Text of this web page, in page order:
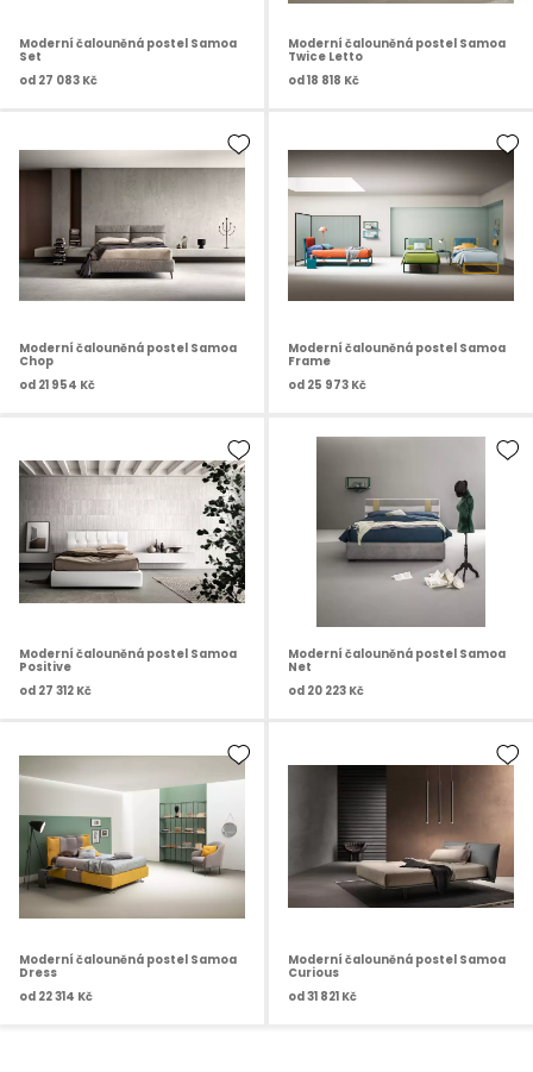
Moderní čalouněná postel Samoa
Set
od 27 083 Kč
Moderní čalouněná postel Samoa
Twice Letto
od18 818 Kč
Moderní čalouněná postel Samoa
Chop
od 21 954 Kč
Moderní čalouněná postel Samoa
Frame
od 25 973 Kč
Moderní čalouněná postel Samoa
Positive
od 27 312 Kč
Moderní čalouněná postel Samoa
Net
od 20 223 Kč
Moderní čalouněná postel Samoa
Dress
od 22 314 Kč
Moderní čalouněná postel Samoa
Curious
od31 821 Kč